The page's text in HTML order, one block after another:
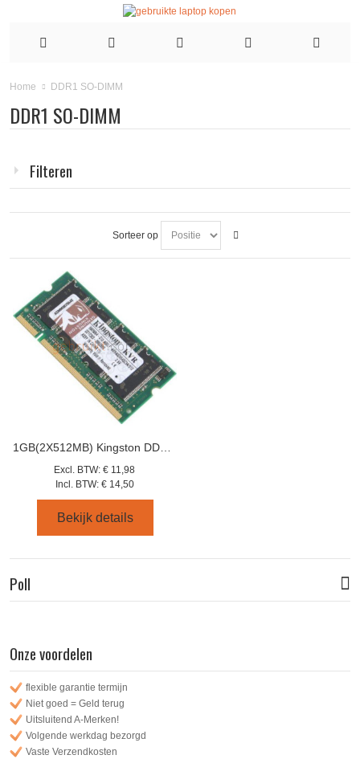
Home DDR1 SO-DIMM
DDR1 SO-DIMM
Filteren
Sorteer op
1GB(2X512MB) Kingston DDR 1 kvr400x64sc3a/512
Excl. BTW: € 11,98
Incl. BTW: € 14,50
Bekijk details
Poll
Onze voordelen
flexible garantie termijn
Niet goed = Geld terug
Uitsluitend A-Merken!
Volgende werkdag bezorgd
Vaste Verzendkosten